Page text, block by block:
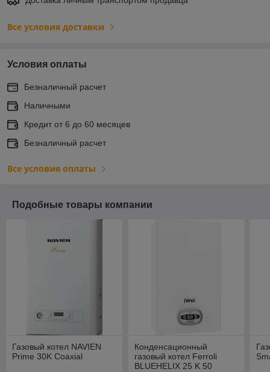
Все условия доставки
Условия оплаты
Безналичный расчет
Наличными
Кредит от 6 до 60 месяцев
Безналичный расчет
Все условия оплаты
Подобные товары компании
Газовый котел NAVIEN
Prime 30K Coaxial
Конденсационный
газовый котел Ferroli
BLUEHELIX 25 K 50